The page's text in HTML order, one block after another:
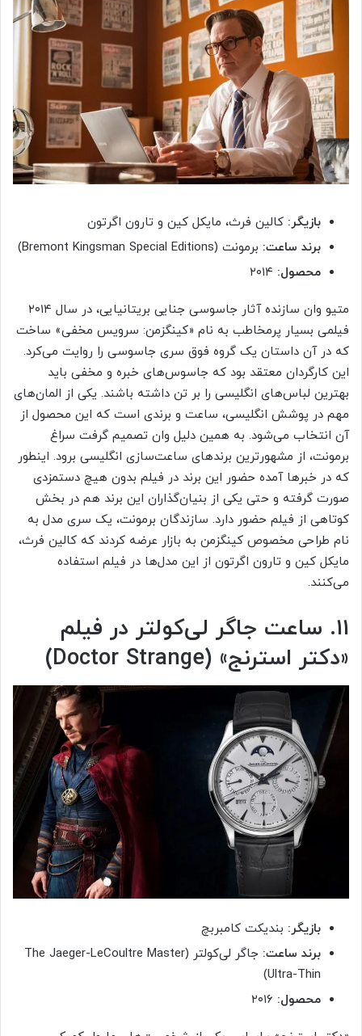
بازیگر: کالین فرث، مایکل کین و تارون اگرتون
برند ساعت: برمونت (Bremont Kingsman Special Editions)
محصول:
متیو وان سازنده آثار جاسوسی جنایی بریتانیایی، در سال ۲۰۱۴
فیلمی بسیار پرمخاطب به نام «کینگزمن: سرویس مخفی» ساخت
که در آن داستان یک گروه فوق سری جاسوسی را روایت می‌کرد.
این کارگردان معتقد بود که جاسوس‌های خبره و مخفی باید
بهترین لباس‌های انگلیسی را بر تن داشته باشند. یکی از المان‌های
مهم در پوشش انگلیسی، ساعت و برندی است که این محصول از
آن انتخاب می‌شود. به همین دلیل وان تصمیم گرفت سراغ
برمونت، از مشهورترین برندهای ساعت‌سازی انگلیسی برود. اینطور
که در خبرها آمده حضور این برند در فیلم بدون هیچ دستمزدی
صورت گرفته و حتی یکی از بنیان‌گذاران این برند هم در بخش
کوتاهی از فیلم حضور دارد. سازندگان برمونت، یک سری مدل به
نام طراحی مخصوص کینگزمن به بازار عرضه کردند که کالین فرث،
مایکل کین و تارون اگرتون از این مدل‌ها در فیلم استفاده
می‌کنند.
۱۱. ساعت جاگر لی‌کولتر در فیلم
«دکتر استرنج» (Doctor Strange)
بازیگر: بندیکت کامبربچ
برند ساعت:
جاگر لی‌کولتر (The Jaeger-LeCoultre Master
Ultra-Thin)
محصول: